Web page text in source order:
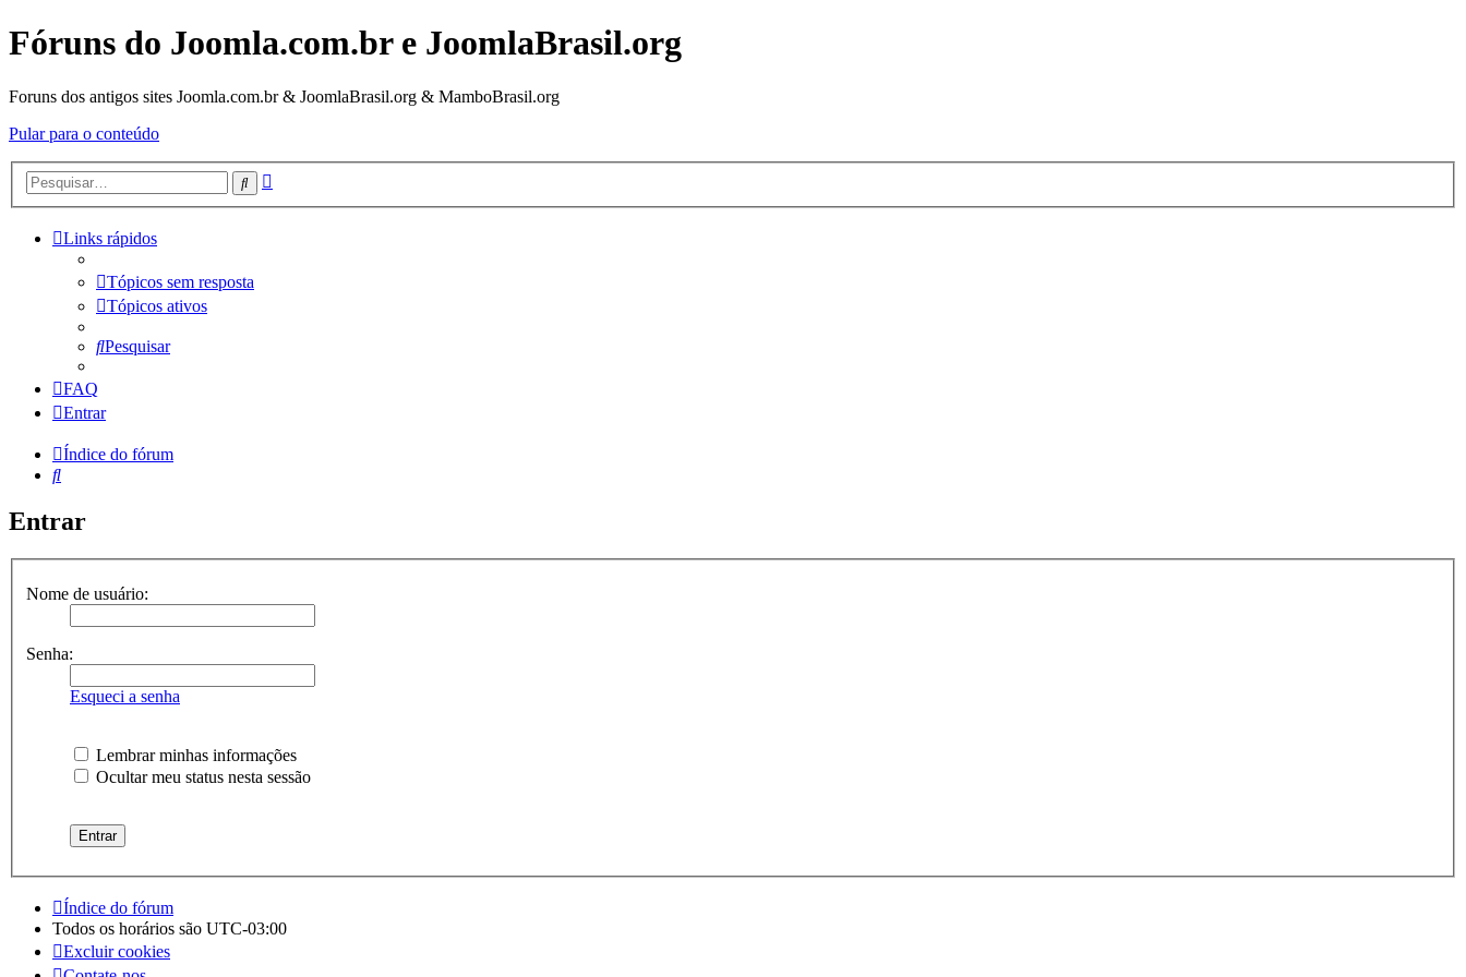
Fóruns do Joomla.com.br e JoomlaBrasil.org
Foruns dos antigos sites Joomla.com.br & JoomlaBrasil.org & MamboBrasil.org
Pular para o conteúdo
Pesquisar
Links rápidos
Tópicos sem resposta
Tópicos ativos
Pesquisar
FAQ
Entrar
Índice do fórum
Pesquisar
Entrar
Nome de usuário:
Senha:
Esqueci a senha
Lembrar minhas informações
Ocultar meu status nesta sessão
Índice do fórum
Todos os horários são UTC-03:00
Excluir cookies